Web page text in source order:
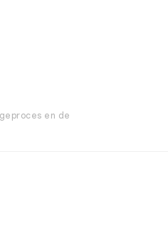
en de